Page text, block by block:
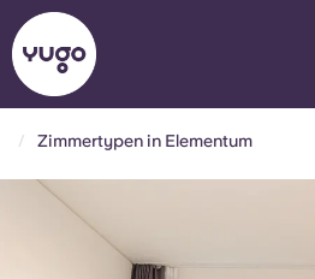
Über uns
Standorte
Zimmertypen in Elementum